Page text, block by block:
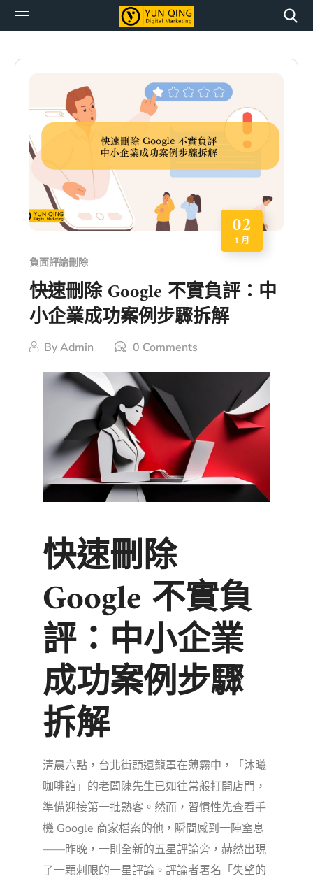
02
1 月
負面評論刪除
快速刪除 Google 不實負評：中
小企業成功案例步驟拆解
ByAdmin 0 Comments
快速刪除
Google 不實負
評：中小企業
成功案例步驟
拆解
清晨六點，台北街頭還籠罩在薄霧中，「沐曦
咖啡館」的老闆陳先生已如往常般打開店門，
準備迎接第一批熟客。然而，習慣性先查看手
機 Google 商家檔案的他，瞬間感到一陣窒息
——昨晚，一則全新的五星評論旁，赫然出現
了一顆刺眼的一星評論。評論者署名「失望的